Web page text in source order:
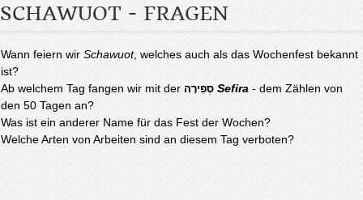
SCHAWUOT - FRAGEN
Wann feiern wir Schawuot, welches auch als das Wochenfest bekannt
ist?
Ab welchem Tag fangen wir mit der סְפִירָה Sefira - dem Zählen von
den 50 Tagen an?
Was ist ein anderer Name für das Fest der Wochen?
Welche Arten von Arbeiten sind an diesem Tag verboten?